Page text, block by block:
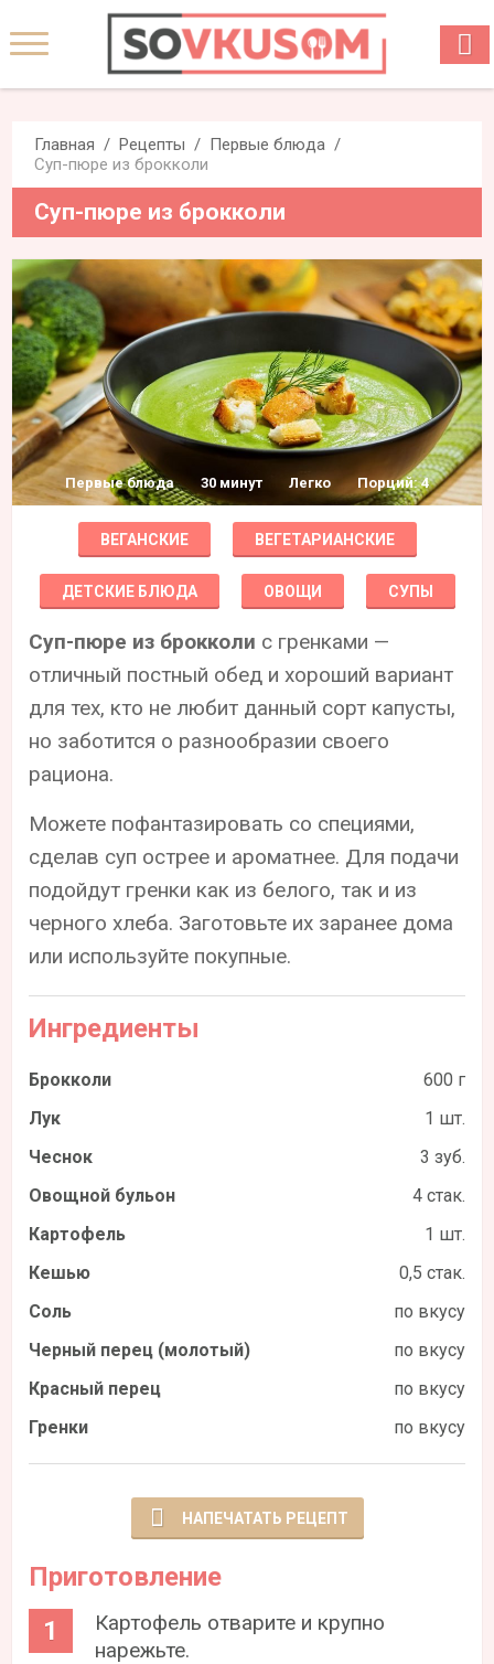
Главная Рецепты
Первые блюда
Суп-пюре из брокколи
Суп-пюре из брокколи
Первые блюда 30 минут Легко Порций: 4
ВЕГАНСКИЕ ВЕГЕТАРИАНСКИЕ
ДЕТСКИЕ БЛЮДА ОВОЩИ СУПЫ
Суп-пюре из брокколи с гренками —
отличный постный обед и хороший вариант
для тех, кто не любит данный сорт капусты,
но заботится о разнообразии своего
рациона.
Можете пофантазировать со специями,
сделав суп острее и ароматнее. Для подачи
подойдут гренки как из белого, так и из
черного хлеба. Заготовьте их заранее дома
или используйте покупные.
Ингредиенты
Брокколи
600 г
Лук
1 шт.
Чеснок
3 зуб.
Овощной бульон
4 стак.
Картофель
1 шт.
Кешью
0,5 стак.
Соль
по вкусу
Черный перец (молотый)
по вкусу
Красный перец
по вкусу
Гренки
по вкусу
НАПЕЧАТАТЬ РЕЦЕПТ
Приготовление
Картофель отварите и крупно
нарежьте.